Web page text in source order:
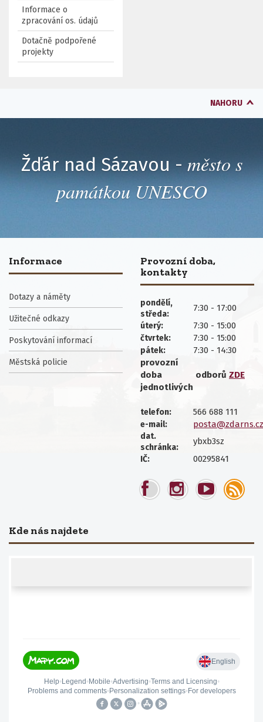
Informace o
zpracování os. údajů
Dotačně podpořené
projekty
NAHORU
Žďár nad Sázavou - město s
památkou UNESCO
Informace
Dotazy a náměty
Užitečné odkazy
Poskytování informací
Městská policie
Provozní doba,
kontakty
pondělí,
středa:
7:30 - 17:00
úterý: 7:30 - 15:00
čtvrtek: 7:30 - 15:00
pátek:
7:30 - 14:30
provozní
doba
jednotlivých
odborů ZDE
telefon: 566 688 111
e-mail: posta@zdarns.cz
dat.
schránka:
ybxb3sz
IČ: 00295841
Kde nás najdete